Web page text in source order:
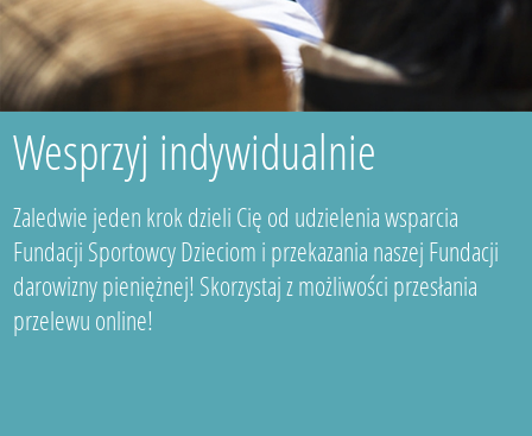
Wesprzyj indywidualnie
Zaledwie jeden krok dzieli Cię od udzielenia wsparcia
Fundacji Sportowcy Dzieciom i przekazania naszej Fundacji
darowizny pieniężnej! Skorzystaj z możliwości przesłania
przelewu online!